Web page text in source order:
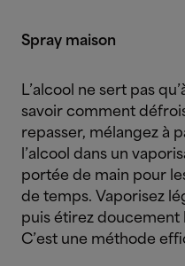
Spray maison
L’alcool ne sert pas
savoir comment
repasser, mélangez à
l’alcool dans un
portée de main pour
de temps. Vaporisez
puis étirez doucement
C’est une méthode